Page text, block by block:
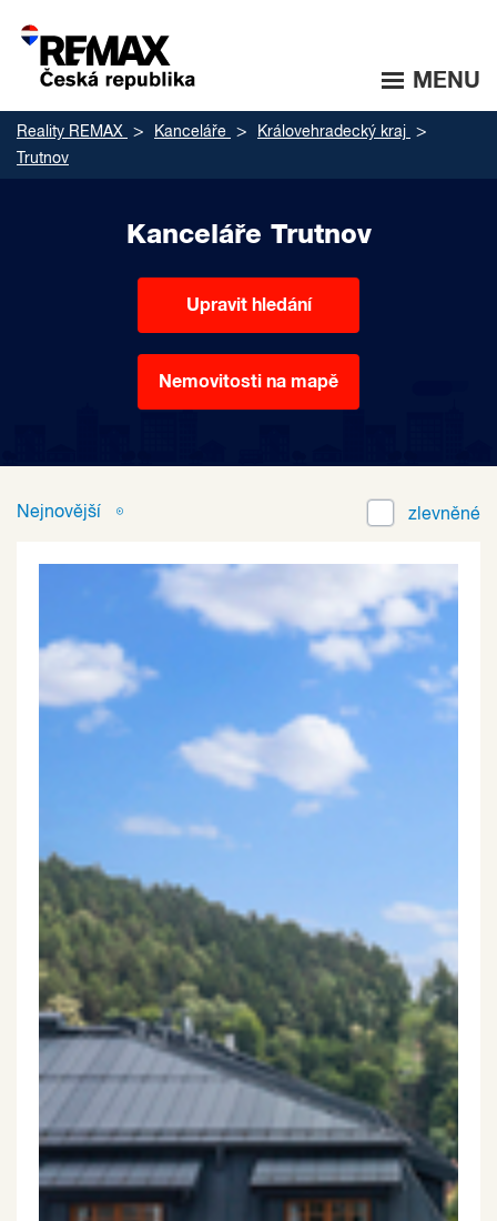
MENU
Reality REMAX Kanceláře
Královehradecký kraj
Trutnov
Kanceláře Trutnov
Upravit hledání
Nemovitosti na mapě
Nejnovější zlevněné